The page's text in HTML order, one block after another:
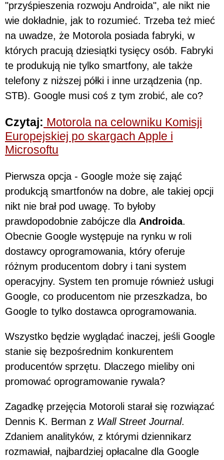
"przyśpieszenia rozwoju Androida", ale nikt nie
wie dokładnie, jak to rozumieć. Trzeba też mieć
na uwadze, że Motorola posiada fabryki, w
których pracują dziesiątki tysięcy osób. Fabryki
te produkują nie tylko smartfony, ale także
telefony z niższej półki i inne urządzenia (np.
STB). Google musi coś z tym zrobić, ale co?
Czytaj: Motorola na celowniku Komisji
Europejskiej po skargach Apple i
Microsoftu
Pierwsza opcja - Google może się zająć
produkcją smartfonów na dobre, ale takiej opcji
nikt nie brał pod uwagę. To byłoby
prawdopodobnie zabójcze dla Androida.
Obecnie Google występuje na rynku w roli
dostawcy oprogramowania, który oferuje
różnym producentom dobry i tani system
operacyjny. System ten promuje również usługi
Google, co producentom nie przeszkadza, bo
Google to tylko dostawca oprogramowania.
Wszystko będzie wyglądać inaczej, jeśli Google
stanie się bezpośrednim konkurentem
producentów sprzętu. Dlaczego mieliby oni
promować oprogramowanie rywala?
Zagadkę przejęcia Motoroli starał się rozwiązać
Dennis K. Berman z Wall Street Journal.
Zdaniem analityków, z którymi dziennikarz
rozmawiał, najbardziej opłacalne dla Google